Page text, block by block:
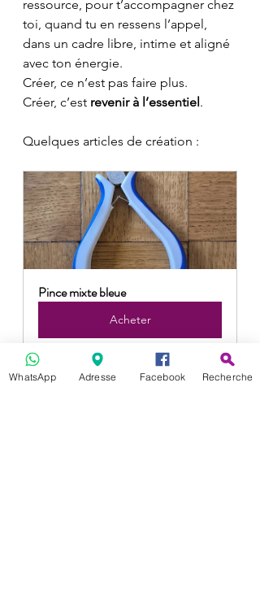
ressource, pour t’accompagner chez
toi, quand tu en ressens l’appel,
dans un cadre libre, intime et aligné
avec ton énergie.
Créer, ce n’est pas faire plus.
Créer, c’est revenir à l’essentiel.
Quelques articles de création :
Pince mixte bleue
Acheter
WhatsApp Adresse Facebook Recherche